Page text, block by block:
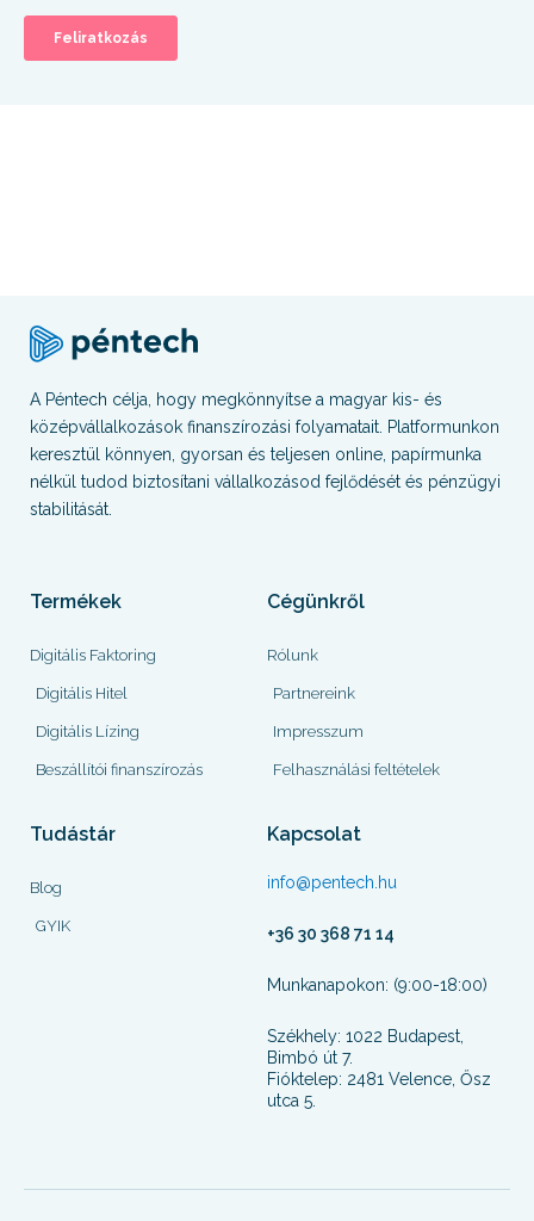
A Péntech célja, hogy megkönnyítse a magyar kis- és
középvállalkozások finanszírozási folyamatait. Platformunkon
keresztül könnyen, gyorsan és teljesen online, papírmunka
nélkül tudod biztosítani vállalkozásod fejlődését és pénzügyi
stabilitását.
Termékek
Digitális Faktoring
Digitális Hitel
Digitális Lízing
Beszállítói finanszírozás
Cégünkről
Rólunk
Partnereink
Impresszum
Felhasználási feltételek
Tudástár
Blog
GYIK
Kapcsolat
info@pentech.hu
+36 30 368 71 14
Munkanapokon: (9:00-18:00)
Székhely: 1022 Budapest,
Bimbó út 7.
Fióktelep: 2481 Velence, Ősz
utca 5.